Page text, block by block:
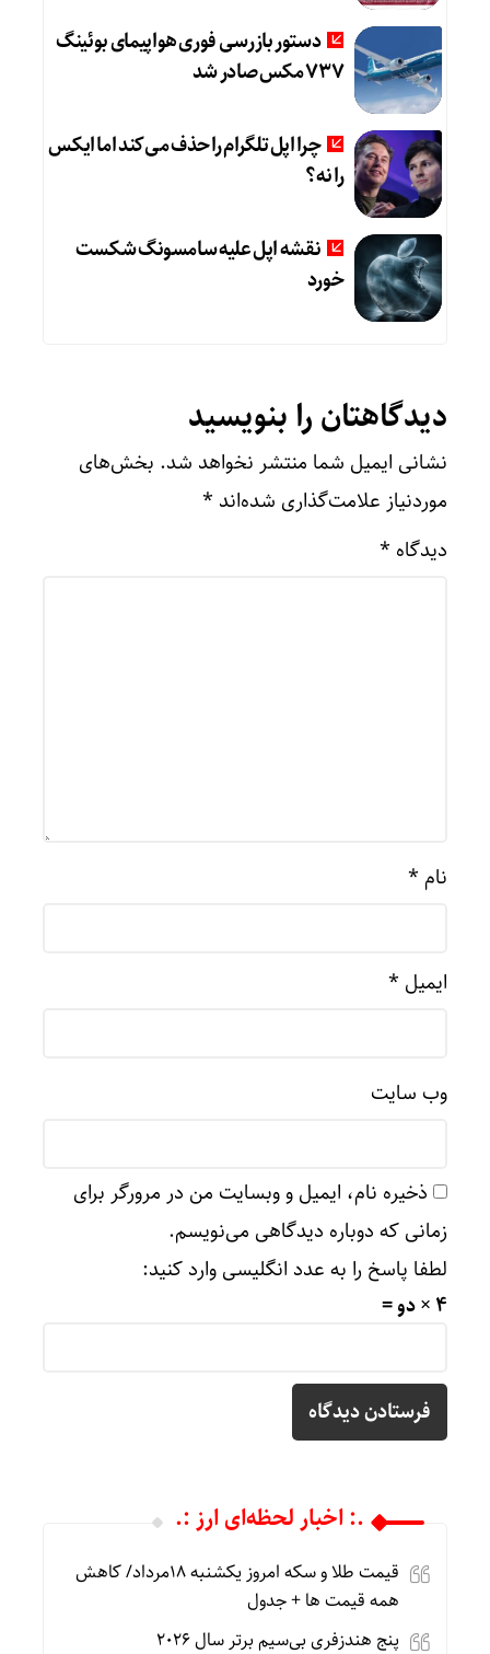
دستور بازرسی فوری هواپیمای بوئینگ
۷۳۷ مکس صادر شد
چرا اپل تلگرام را حذف می‌کند اما ایکس
را نه؟
نقشه اپل علیه سامسونگ شکست
خورد
دیدگاهتان را بنویسید
نشانی ایمیل شما منتشر نخواهد شد. بخش‌های
موردنیاز علامت‌گذاری شده‌اند *
دیدگاه *
نام *
ایمیل *
وب‌ سایت
ذخیره نام، ایمیل و وبسایت من در مرورگر برای
زمانی که دوباره دیدگاهی می‌نویسم.
لطفا پاسخ را به عدد انگلیسی وارد کنید:
4 × دو =
.: اخبار لحظه‌ای ارز :.
قیمت طلا و سکه امروز یکشنبه 18مرداد/ کاهش
همه قیمت ها + جدول
پنج هندزفری بی‌سیم برتر سال ۲۰۲۶